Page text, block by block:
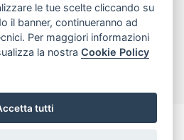
le tue scelte cliccando su
il banner, continueranno ad
Per maggiori informazioni
la nostraCookie Policy
tutti